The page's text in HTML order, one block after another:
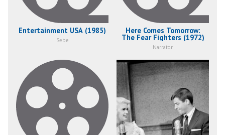
Entertainment USA (1985)
Sebe
Here Comes Tomorrow:
The Fear Fighters (1972)
Narrator